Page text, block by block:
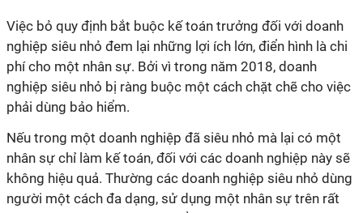
Việc bỏ quy định bắt buộc kế toán trưởng đối với doanh
nghiệp siêu nhỏ đem lại những lợi ích lớn, điển hình là chi
phí cho một nhân sự. Bởi vì trong năm 2018, doanh
nghiệp siêu nhỏ bị ràng buộc một cách chặt chẽ cho việc
phải dùng bảo hiểm.
Nếu trong một doanh nghiệp đã siêu nhỏ mà lại có một
nhân sự chỉ làm kế toán, đối với các doanh nghiệp này sẽ
không hiệu quả. Thường các doanh nghiệp siêu nhỏ dùng
người một cách đa dạng, sử dụng một nhân sự trên rất